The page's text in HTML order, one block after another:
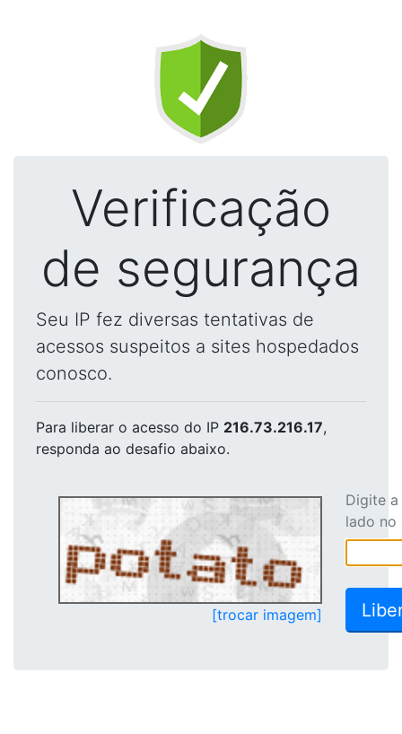
Verificação
de segurança
Seu IP fez diversas tentativas de
acessos suspeitos a sites hospedados
conosco.
Para liberar o acesso do IP 216.73.216.17,
responda ao desafio abaixo.
[trocar imagem]
Digite
lado no